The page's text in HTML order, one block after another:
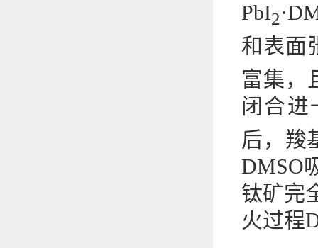
PbI2
和表面
富集，
闭合进
后，羧
DMSO
钛矿完
火过程